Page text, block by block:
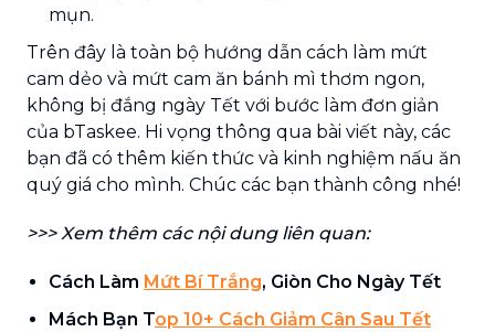
mụn.
Trên đây là toàn bộ hướng dẫn cách làm mứt
cam dẻo và mứt cam ăn bánh mì thơm ngon,
không bị đắng ngày Tết với bước làm đơn giản
của bTaskee. Hi vọng thông qua bài viết này, các
bạn đã có thêm kiến thức và kinh nghiệm nấu ăn
quý giá cho mình. Chúc các bạn thành công nhé!
>>> Xem thêm các nội dung liên quan:
Cách Làm Mứt Bí Trắng, Giòn Cho Ngày Tết
Mách Bạn Top 10+ Cách Giảm Cân Sau Tết